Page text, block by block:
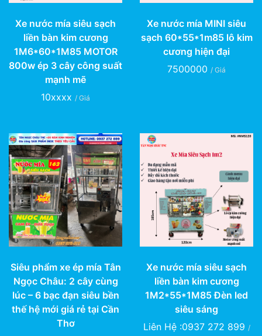
Xe nước mía siêu sạch
liền bàn kim cương
1M6*60*1M85 MOTOR
800w ép 3 cây công suất
mạnh mẽ
10xxxx / Giá
Xe nước mía MINI siêu
sạch 60*55*1m85 lô kim
cương hiện đại
7500000 / Giá
Siêu phẩm xe ép mía Tân
Ngọc Châu: 2 cây cùng
lúc – 6 bạc đạn siêu bền
thế hệ mới giá rẻ tại Cần
Thơ
Xe nước mía siêu sạch
liền bàn kim cương
1M2*55*1M85 Đèn led
siêu sáng
Liên Hệ :0937 272 899 /